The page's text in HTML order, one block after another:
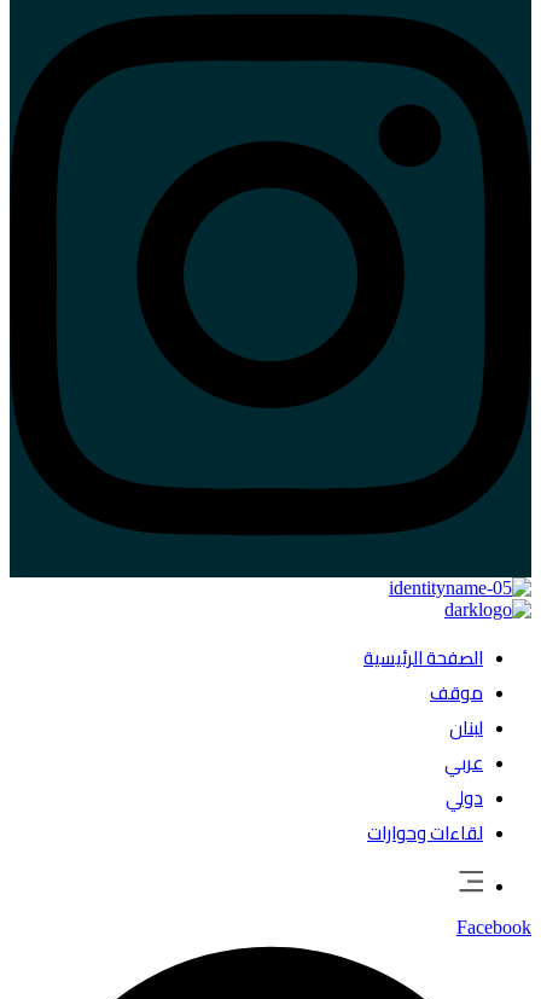
الصفحة الرئيسية
موقف
لبنان
عربي
دولي
لقاءات وحوارات
Facebook